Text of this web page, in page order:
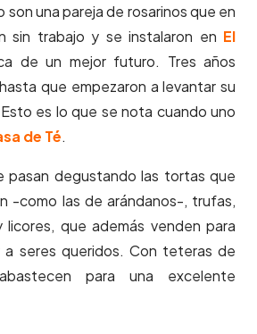
son una pareja de rosarinos que en
sin trabajo y se instalaron en El
de un mejor futuro. Tres años
que empezaron a levantar su
es lo que se nota cuando uno
de Té.
pasan degustando las tortas que
-como las de arándanos-, trufas,
licores, que además venden para
a seres queridos. Con teteras de
para una excelente